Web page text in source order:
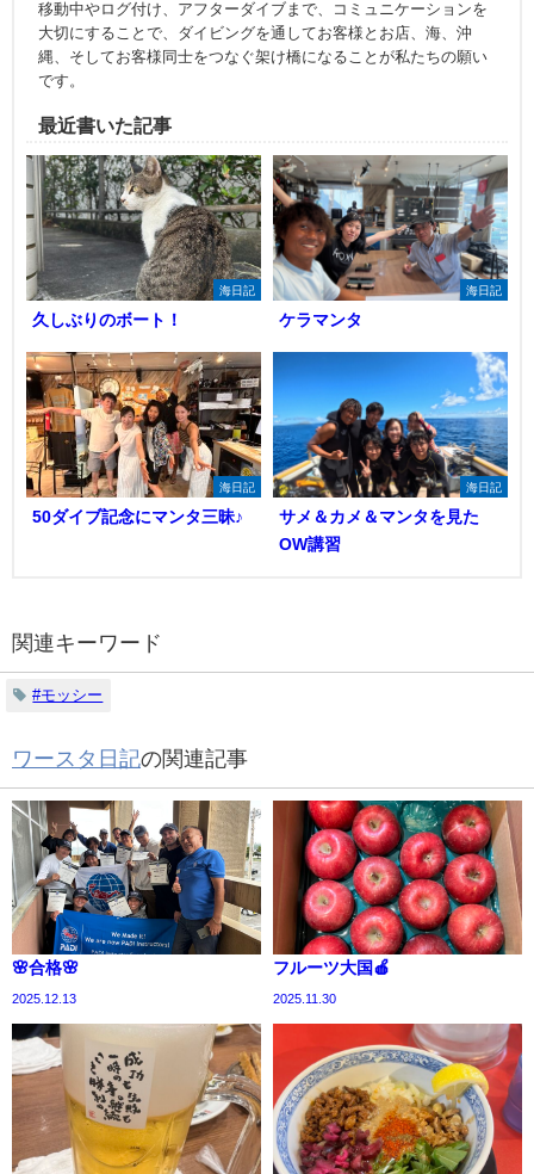
移動中やログ付け、アフターダイブまで、コミュニケーションを
大切にすることで、ダイビングを通してお客様とお店、海、沖
縄、そしてお客様同士をつなぐ架け橋になることが私たちの願い
です。
最近書いた記事
海日記
久しぶりのボート！
海日記
ケラマンタ
海日記
50ダイブ記念にマンタ三昧♪
海日記
サメ＆カメ＆マンタを見た
OW講習
関連キーワード
#モッシー
ワースタ日記の関連記事
🌸合格🌸
2025.12.13
フルーツ大国🍎
2025.11.30